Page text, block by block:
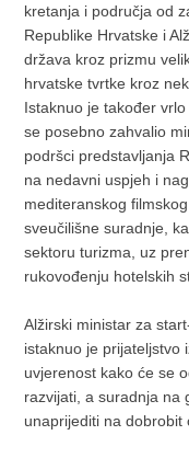
kretanja i područja od
Republike Hrvatske i
država kroz prizmu
hrvatske tvrtke kroz
Istaknuo je također
se posebno zahvalio
podršci predstavljanja
na nedavni uspjeh i
mediteranskog
sveučilišne suradnje,
sektoru turizma, uz
rukovođenju hotelskih
Alžirski ministar za
istaknuo je prijateljstvo
uvjerenost kako će se
razvijati, a suradnja na
unaprijediti na dobrobit